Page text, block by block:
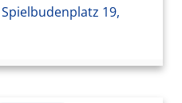
19,